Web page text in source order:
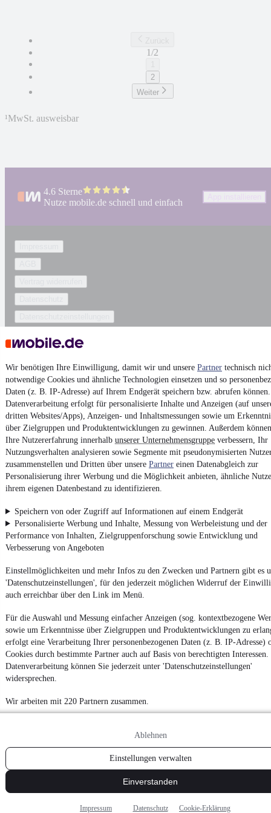
Wir benötigen Ihre Einwilligung, damit wir und unsere Partner technisch
notwendige Cookies und ähnliche Technologien einsetzen und so
Daten (z. B. IP-Adresse) auf Ihrem Endgerät speichern bzw. abrufen
Datenverarbeitung erfolgt für personalisierte Inhalte und Anzeigen (auf
dritten Websites/Apps), Anzeigen- und Inhaltsmessungen sowie um
über Zielgruppen und Produktentwicklungen zu gewinnen. Außerdem
Ihre Nutzererfahrung innerhalb unserer Unternehmensgruppe verbessern, Ihr
Nutzungsverhalten analysieren sowie Segmente mit pseudonymisierten
zusammenstellen und Dritten über unsere Partner einen Datenabgleich zur
Personalisierung ihrer Werbung und die Möglichkeit anbieten, ähnliche
ihrem eigenen Datenbestand zu identifizieren.
Speichern von oder Zugriff auf Informationen auf einem Endgerät
Personalisierte Werbung und Inhalte, Messung von Werbeleistung und der
Performance von Inhalten, Zielgruppenforschung sowie Entwicklung und
Verbesserung von Angeboten
Einstellmöglichkeiten und mehr Infos zu den Zwecken und Partnern gibt es
'Datenschutzeinstellungen', für den jederzeit möglichen Widerruf der
auch erreichbar über den Link im Menü.
Für die Auswahl und Messung einfacher Anzeigen (sog. kontextbezogene
sowie um Erkenntnisse über Zielgruppen und Produktentwicklungen zu
erfolgt eine Verarbeitung Ihrer personenbezogenen Daten (z. B. IP-Adresse)
Cookies durch bestimmte Partner auch auf Basis von berechtigten Interessen.
Datenverarbeitung können Sie jederzeit unter 'Datenschutzeinstellungen'
widersprechen.
Wir arbeiten mit 220 Partnern zusammen.
Ablehnen
Einstellungen verwalten
Einverstanden
Impressum Datenschutz Cookie-Erklärung
1/2
2
Weiter
¹MwSt. ausweisbar
4.6 Sterne
Nutze mobile.de schnell und einfach
Powered by
VonAuto verkaufenüberE-BikesundGebrauchtwagen:
Besuchemobile.de